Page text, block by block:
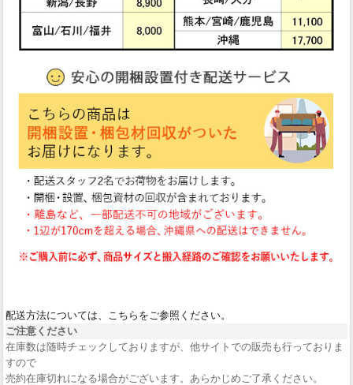
配送方法については、こちらをご参照ください。
ご注意ください
在庫数は随時チェックしておりますが、他サイトでの販売も行っておりま
すので
売約在庫切れになる場合がございます。あらかじめご了承ください。